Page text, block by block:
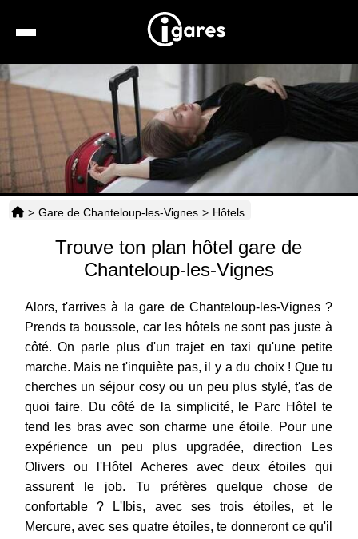
Location de voiture
Hôtels
Taxis
Transports
Horaires
> Gare de Chanteloup-les-Vignes > Hôtels
Trouve ton plan hôtel gare de
Chanteloup-les-Vignes
Alors, t'arrives à la gare de Chanteloup-les-Vignes ?
Prends ta boussole, car les hôtels ne sont pas juste à
côté. On parle plus d'un trajet en taxi qu'une petite
marche. Mais ne t'inquiète pas, il y a du choix ! Que tu
cherches un séjour cosy ou un peu plus stylé, t'as de
quoi faire. Du côté de la simplicité, le Parc Hôtel te
tend les bras avec son charme une étoile. Pour une
expérience un peu plus upgradée, direction Les
Olivers ou l'Hôtel Acheres avec deux étoiles qui
assurent le job. Tu préfères quelque chose de
confortable ? L'Ibis, avec ses trois étoiles, et le
Mercure, avec ses quatre étoiles, te donneront ce qu'il